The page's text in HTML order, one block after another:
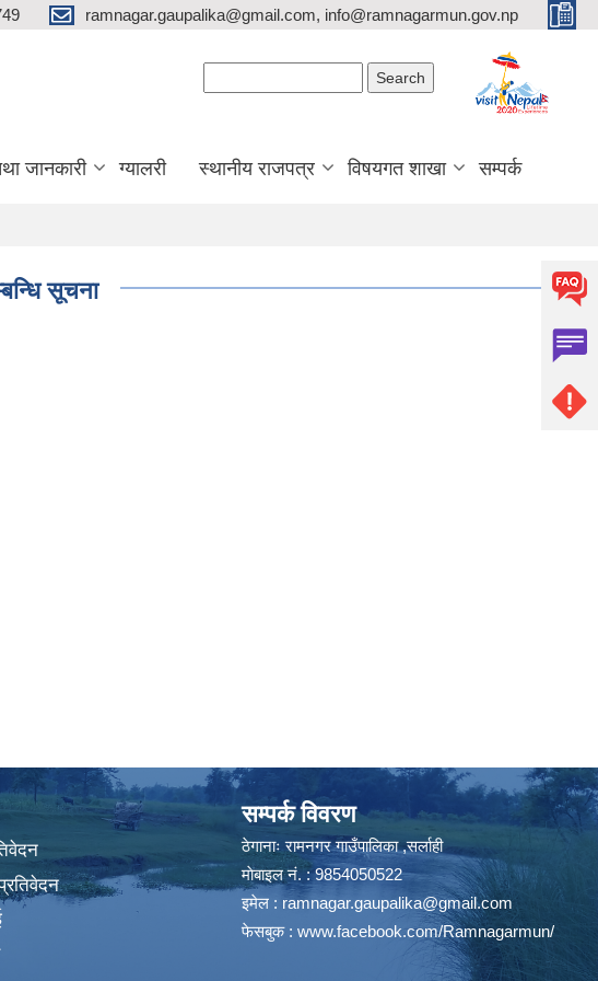
ramnagar.gaupalika@gmail.com, info@ramnagarmun.gov.np
जानकारी ग्यालरी स्थानीय राजपत्र विषयगत शाखा सम्पर्क
सूचना
सम्पर्क विवरण
ठेगानाः रामनगर गाउँपालिका ,सर्लाही
माेबाइल न‌ं. : 9854050522
इमेल : ramnagar.gaupalika@gmail.com
फेसबुक : www.facebook.com/Ramnagarmun/